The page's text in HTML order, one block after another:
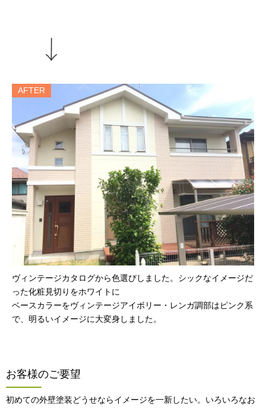
AFTER
ヴィンテージカタログから色選びしました。シックなイメージだ
った化粧見切りをホワイトに
ベースカラーをヴィンテージアイボリー・レンガ調部はピンク系
で、明るいイメージに大変身しました。
お客様のご要望
初めての外壁塗装どうせならイメージを一新したい。いろいろなお